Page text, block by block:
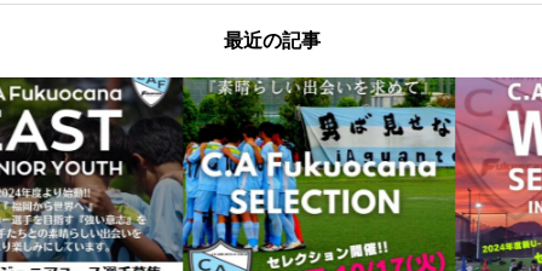
最近の記事